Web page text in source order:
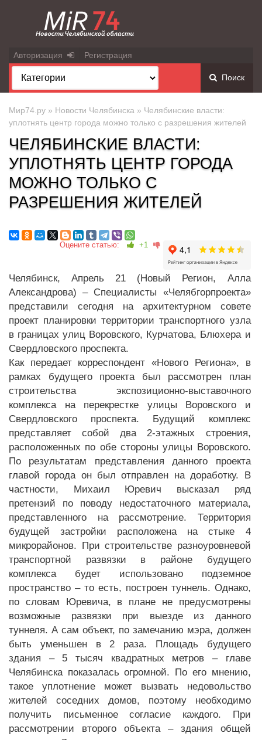
Авторизация Регистрация
Поиск
Мир74.ру » Новости Челябинска » Челябинские власти:
уплотнять центр города можно только с разрешения жителей
ЧЕЛЯБИНСКИЕ ВЛАСТИ:
УПЛОТНЯТЬ ЦЕНТР ГОРОДА
МОЖНО ТОЛЬКО С
РАЗРЕШЕНИЯ ЖИТЕЛЕЙ
Оцените статью: +1
Челябинск, Апрель 21 (Новый Регион, Алла
Александрова) – Специалисты «Челябгорпроекта»
представили сегодня на архитектурном совете
проект планировки территории транспортного узла
в границах улиц Воровского, Курчатова, Блюхера и
Свердловского проспекта.
Как передает корреспондент «Нового Региона», в
рамках будущего проекта был рассмотрен план
строительства экспозиционно-выставочного
комплекса на перекрестке улицы Воровского и
Свердловского проспекта. Будущий комплекс
представляет собой два 2-этажных строения,
расположенных по обе стороны улицы Воровского.
По результатам представления данного проекта
главой города он был отправлен на доработку. В
частности, Михаил Юревич высказал ряд
претензий по поводу недостаточного материала,
представленного на рассмотрение. Территория
будущей застройки расположена на стыке 4
микрорайонов. При строительстве разноуровневой
транспортной развязки в районе будущего
комплекса будет использовано подземное
пространство – то есть, построен туннель. Однако,
по словам Юревича, в плане не предусмотрены
возможные развязки при выезде из данного
туннеля. А сам объект, по замечанию мэра, должен
быть уменьшен в 2 раза. Площадь будущего
здания – 5 тысяч квадратных метров – главе
Челябинска показалась огромной. По его мнению,
такое уплотнение может вызвать недовольство
жителей соседних домов, поэтому необходимо
получить письменное согласие каждого. При
рассмотрении второго объекта – здания общей